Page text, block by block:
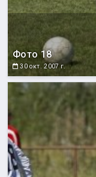
Фото 18
30 окт. 2007 г.